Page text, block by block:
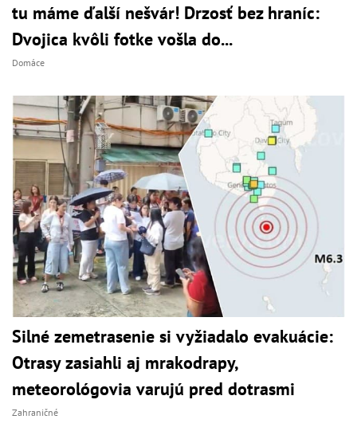
tu máme ďalší nešvár! Drzosť bez hraníc:
Dvojica kvôli fotke vošla do...
Domáce
Silné zemetrasenie si vyžiadalo evakuácie:
Otrasy zasiahli aj mrakodrapy,
meteorológovia varujú pred dotrasmi
Zahraničné